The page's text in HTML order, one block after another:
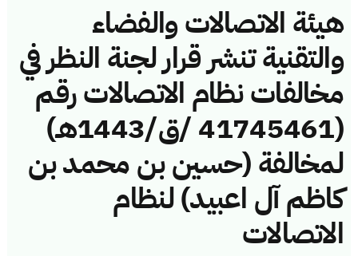
هيئة الاتصالات والفضاء
والتقنية تنشر قرار لجنة النظر في
مخالفات نظام الاتصالات رقم
(41745461 /ق/1443هـ)
لمخالفة (حسين بن محمد بن
كاظم آل اعبيد) لنظام
الاتصالات